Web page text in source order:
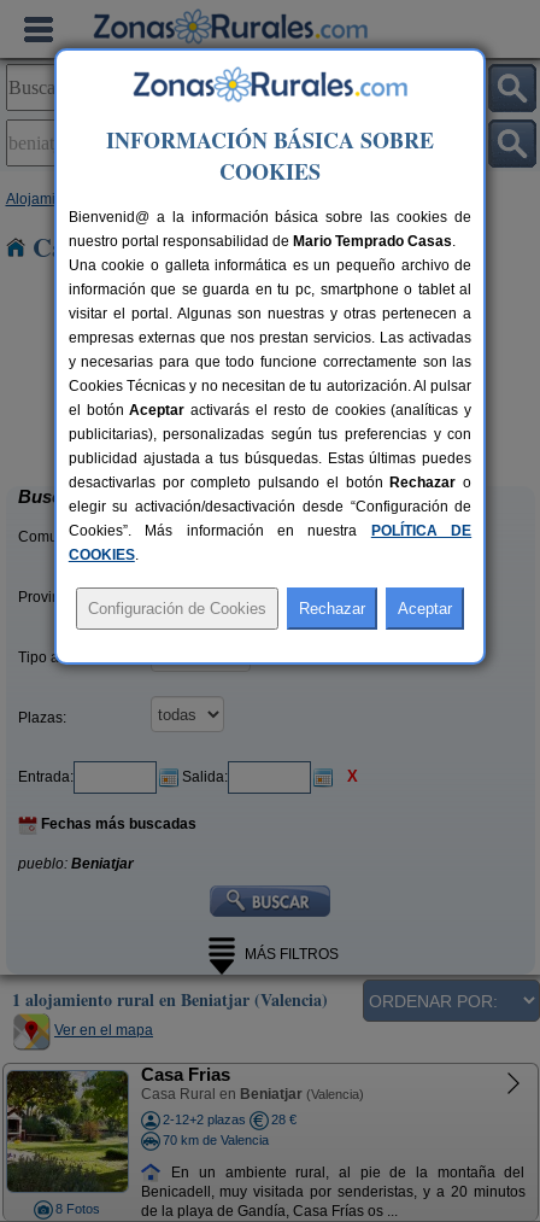
Alojamientos
Casas Rurales en Beniatjar
6+2 pers.
desde50 €
La Casa del Lago
Anna (Valencia)
Buscar
Comunidades:
Provincias/Islas:
Tipo alquiler:
Plazas:
Entrada: Salida: X
Fechas más buscadas
pueblo: Beniatjar
MÁS FILTROS
1 alojamiento rural en Beniatjar (Valencia)
Ver en el mapa
8 Fotos
Casa Frias
Casa Rural en Beniatjar (Valencia)
2-12+2 plazas
28 €
70 km de Valencia
En un ambiente rural, al pie de la montaña del
Benicadell, muy visitada por senderistas, y a 20 minutos
de la playa de Gandía, Casa Frías os ...
INFORMACIÓN BÁSICA SOBRE
COOKIES
Bienvenid@ a la información básica sobre las cookies de
nuestro portal responsabilidad de Mario Temprado Casas.
Una cookie o galleta informática es un pequeño archivo de
información que se guarda en tu pc, smartphone o tablet al
visitar el portal. Algunas son nuestras y otras pertenecen a
empresas externas que nos prestan servicios. Las activadas
y necesarias para que todo funcione correctamente son las
Cookies Técnicas y no necesitan de tu autorización. Al pulsar
el botónAceptar activarás el resto de cookies (analíticas y
publicitarias), personalizadas según tus preferencias y con
publicidad ajustada a tus búsquedas. Estas últimas puedes
desactivarlas por completo pulsando el botón Rechazar o
elegir su activación/desactivación desde “Configuración de
Cookies”. Más información en nuestra
POLÍTICA DE
COOKIES.